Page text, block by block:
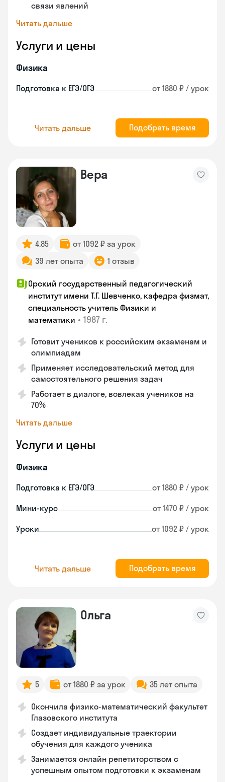
связи явлений
Читать дальше
Услуги и цены
Физика
Подготовка к ЕГЭ/ОГЭ от 1880 ₽ / урок
Читать дальше Подобрать время
Вера
4.85
от 1092 ₽ за урок
39 лет опыта
1 отзыв
Орский государственный педагогический
институт имени Т.Г. Шевченко, кафедра физмат,
специальность учитель Физики и
математики • 1987 г.
Готовит учеников к российским экзаменам и
олимпиадам
Применяет исследовательский метод для
самостоятельного решения задач
Работает в диалоге, вовлекая учеников на
70%
Читать дальше
Услуги и цены
Физика
Подготовка к ЕГЭ/ОГЭ от 1880 ₽ / урок
Мини-курс от 1470 ₽ / урок
Уроки от 1092 ₽ / урок
Читать дальше Подобрать время
Ольга
5 от 1880 ₽ за урок 35 лет опыта
Окончила физико-математический факультет
Глазовского института
Создает индивидуальные траектории
обучения для каждого ученика
Занимается онлайн репетиторством с
успешным опытом подготовки к экзаменам